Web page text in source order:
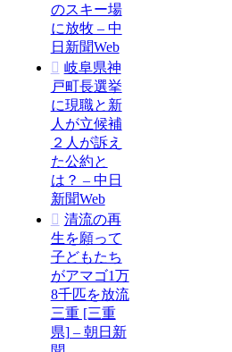
のスキー場
に放牧 – 中
日新聞Web
岐阜県神
戸町長選挙
に現職と新
人が立候補
２人が訴え
た公約と
は？ – 中日
新聞Web
清流の再
生を願って
子どもたち
がアマゴ1万
8千匹を放流
三重 [三重
県] – 朝日新